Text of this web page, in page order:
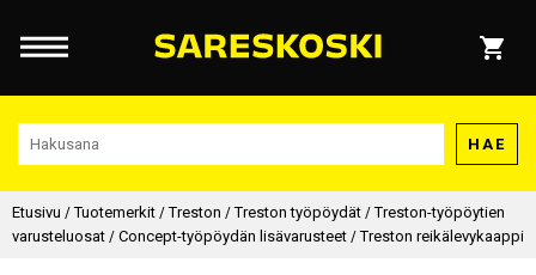
HAE
Etusivu /Tuotemerkit /Treston /Treston työpöydät /Treston-työpöytien
varusteluosat / Concept-työpöydän lisävarusteet /Treston reikälevykaappi